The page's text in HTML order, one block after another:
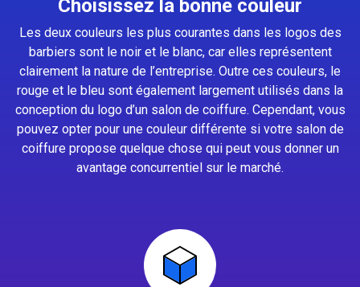
Choisissez la bonne couleur
Les deux couleurs les plus courantes dans les logos des
barbiers sont le noir et le blanc, car elles représentent
clairement la nature de l’entreprise. Outre ces couleurs, le
rouge et le bleu sont également largement utilisés dans la
conception du logo d’un salon de coiffure. Cependant, vous
pouvez opter pour une couleur différente si votre salon de
coiffure propose quelque chose qui peut vous donner un
avantage concurrentiel sur le marché.